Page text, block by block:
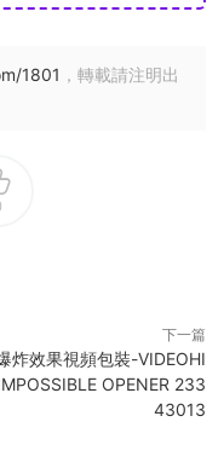
1801 ，轉載請注明出
下一篇
炸效果視頻包裝-VIDEOHI
OPENER 233
43013